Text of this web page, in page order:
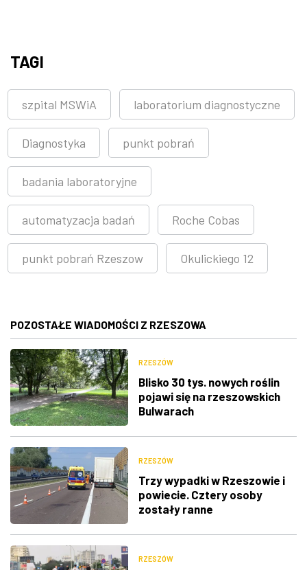
TAGI
szpital MSWiA laboratorium diagnostyczne
Diagnostyka punkt pobrań
badania laboratoryjne
automatyzacja badań Roche Cobas
punkt pobrań Rzeszow Okulickiego 12
POZOSTAŁE WIADOMOŚCI Z RZESZOWA
RZESZÓW
Blisko 30 tys. nowych roślin
pojawi się na rzeszowskich
Bulwarach
RZESZÓW
Trzy wypadki w Rzeszowie i
powiecie. Cztery osoby
zostały ranne
RZESZÓW